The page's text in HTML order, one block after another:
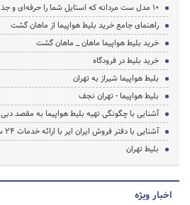
۱۰ مدل ست مردانه که استایل شما را حرفه‌ای و جذاب می‌کند
راهنمای جامع خرید بلیط هواپیما از ماهان گشت
خرید بلیط هواپیما ماهان _ ماهان گشت
خرید بلیط در فرودگاه
بلیط هواپیما شیراز به تهران
بلیط هواپیما - تهران نجف
آشنایی با چگونگی تهیه بلیط هواپیما به مقصد دبی
آشنایی با دفتر فروش ایران ایر با ارائه خدمات 24 ساعته
بلیط تهران
اخبار ویژه